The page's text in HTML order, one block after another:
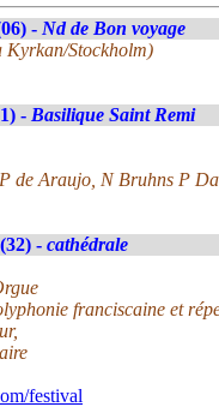
- Nd de Bon voyage
Kyrkan/Stockholm)
- Basilique Saint Remi
de Araujo, N Bruhns P
- cathédrale
franciscaine et
festival